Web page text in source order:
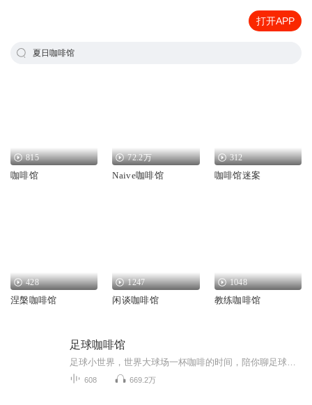
打开APP
夏日咖啡馆
815
咖啡馆
72.2万
Naive咖啡馆
312
咖啡馆迷案
428
涅槃咖啡馆
1247
闲谈咖啡馆
1048
教练咖啡馆
足球咖啡馆
608 669.2万